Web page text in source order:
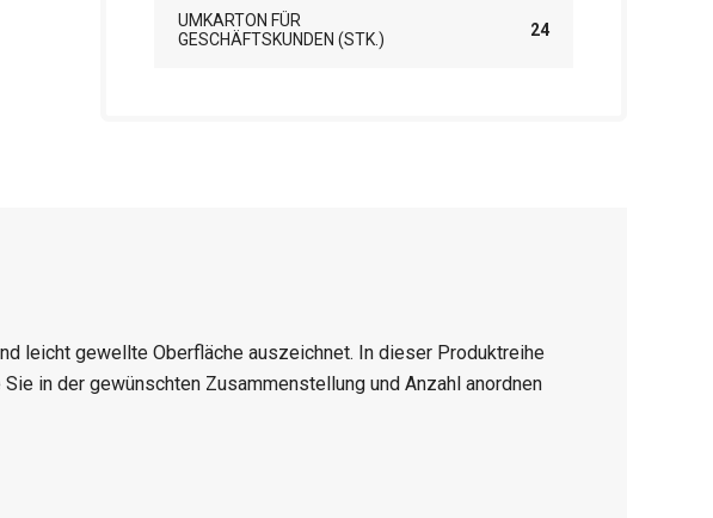
UMKARTON FÜR
GESCHÄFTSKUNDEN (STK.)
24
leicht gewellte Oberfläche auszeichnet. In dieser Produktreihe
Sie in der gewünschten Zusammenstellung und Anzahl anordnen